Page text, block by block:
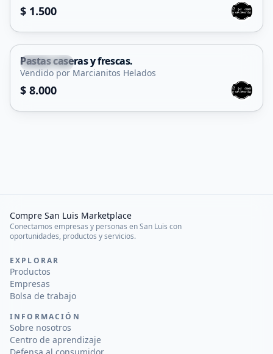
$ 1.500
La Punta
Pastas caseras y frescas.
Vendido por Marcianitos Helados
$ 8.000
Compre San Luis Marketplace
Conectamos empresas y personas en San Luis con
oportunidades, productos y servicios.
EXPLORAR
Productos
Empresas
Bolsa de trabajo
INFORMACIÓN
Sobre nosotros
Centro de aprendizaje